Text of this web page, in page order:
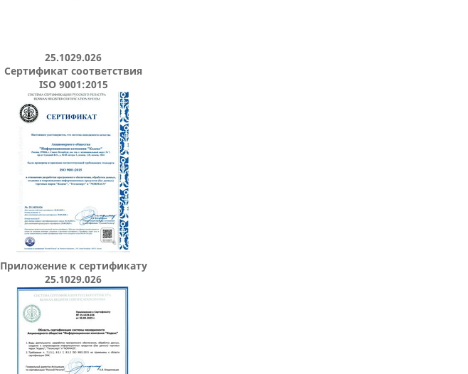
25.1029.026
Сертификат соответствия
ISO 9001:2015
Приложение к сертификату
25.1029.026